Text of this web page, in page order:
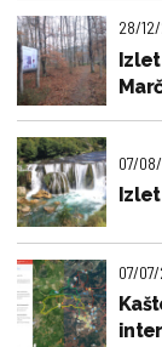
28/
Izlet
07/
07/